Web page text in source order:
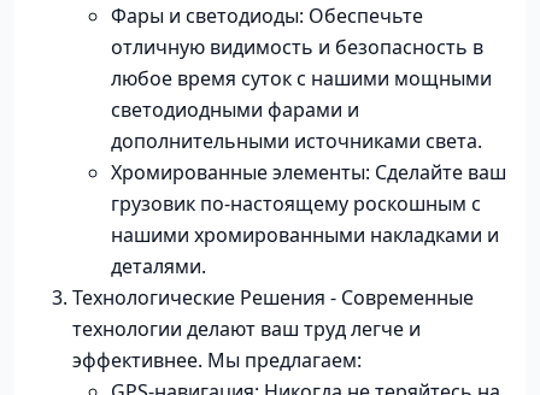
Фары и светодиоды: Обеспечьте
отличную видимость и безопасность в
любое время суток с нашими мощными
светодиодными фарами и
дополнительными источниками света.
Хромированные элементы: Сделайте ваш
грузовик по-настоящему роскошным с
нашими хромированными накладками и
деталями.
Технологические Решения - Современные
технологии делают ваш труд легче и
эффективнее. Мы предлагаем: